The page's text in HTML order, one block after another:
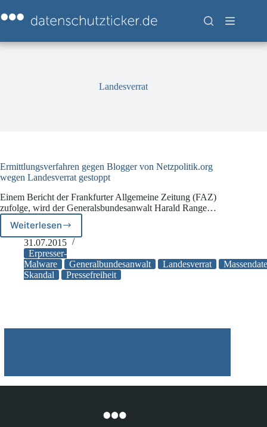
Inhalt
springen
Landesverrat
Ermittlungsverfahren gegen Blogger von Netzpolitik.org
wegen Landesverrat gestoppt
Einem Bericht der Frankfurter Allgemeine Zeitung (FAZ)
zufolge, wird der Generalsbundesanwalt Harald Range…
WeiterlesenErmittlungsverfahren
gegen
Blogger
von
Netzpolitik.org
31.07.2015
Erpresser-
Malware
Generalbundesanwalt Landesverrat
Skandal
Pressefreiheit